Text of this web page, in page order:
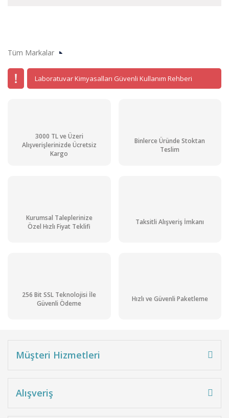
Tüm Markalar
Laboratuvar Kimyasalları Güvenli Kullanım Rehberi
3000 TL ve Üzeri
Alışverişlerinizde Ücretsiz
Kargo
Binlerce Üründe Stoktan
Teslim
Kurumsal Taleplerinize
Özel Hızlı Fiyat Teklifi
Taksitli Alışveriş İmkanı
256 Bit SSL Teknolojisi İle
Güvenli Ödeme
Hızlı ve Güvenli Paketleme
Müşteri Hizmetleri
Alışveriş